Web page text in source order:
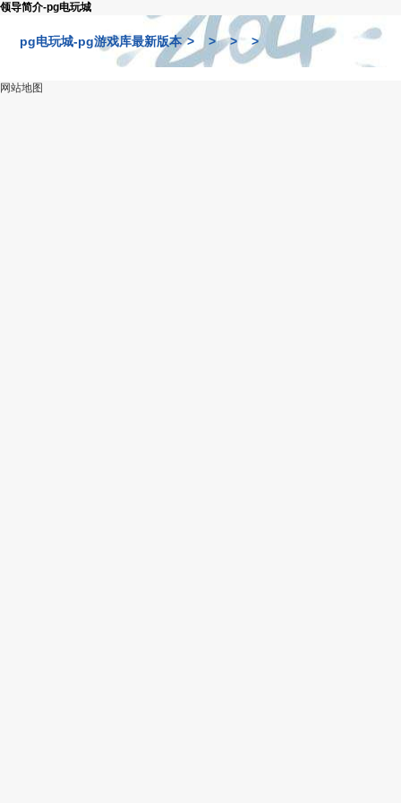
领导简介-pg电玩城
pg电玩城-pg游戏库最新版本 > > > >
网站地图